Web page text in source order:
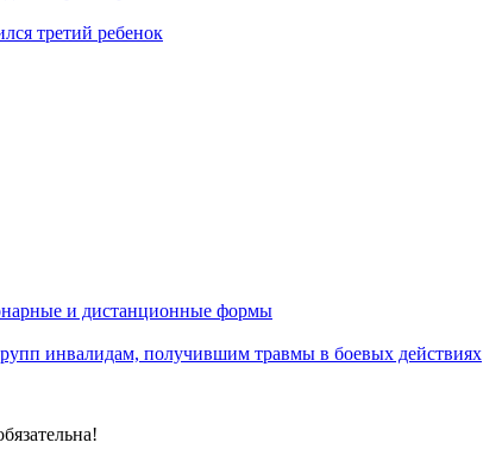
третий ребенок
и дистанционные формы
инвалидам, получившим травмы в боевых действиях